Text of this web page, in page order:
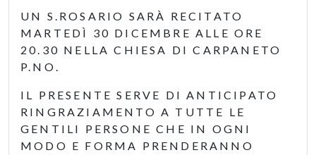
UN S.ROSARIO SARÀ RECITATO
MARTEDÌ 30 DICEMBRE ALLE ORE
20.30 NELLA CHIESA DI CARPANETO
P.NO.
IL PRESENTE SERVE DI ANTICIPATO
RINGRAZIAMENTO A TUTTE LE
GENTILI PERSONE CHE IN OGNI
MODO E FORMA PRENDERANNO